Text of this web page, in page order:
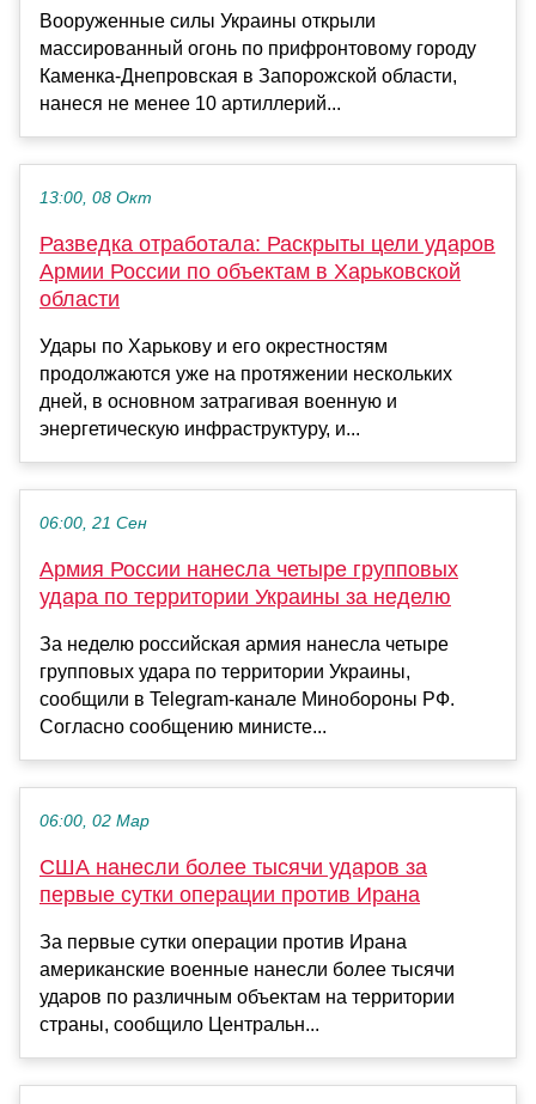
Вооруженные силы Украины открыли
массированный огонь по прифронтовому городу
Каменка-Днепровская в Запорожской области,
нанеся не менее 10 артиллерий...
13:00, 08 Окт
Разведка отработала: Раскрыты цели ударов
Армии России по объектам в Харьковской
области
Удары по Харькову и его окрестностям
продолжаются уже на протяжении нескольких
дней, в основном затрагивая военную и
энергетическую инфраструктуру, и...
06:00, 21 Сен
Армия России нанесла четыре групповых
удара по территории Украины за неделю
За неделю российская армия нанесла четыре
групповых удара по территории Украины,
сообщили в Telegram-канале Минобороны РФ.
Согласно сообщению министе...
06:00, 02 Мар
США нанесли более тысячи ударов за
первые сутки операции против Ирана
За первые сутки операции против Ирана
американские военные нанесли более тысячи
ударов по различным объектам на территории
страны, сообщило Центральн...